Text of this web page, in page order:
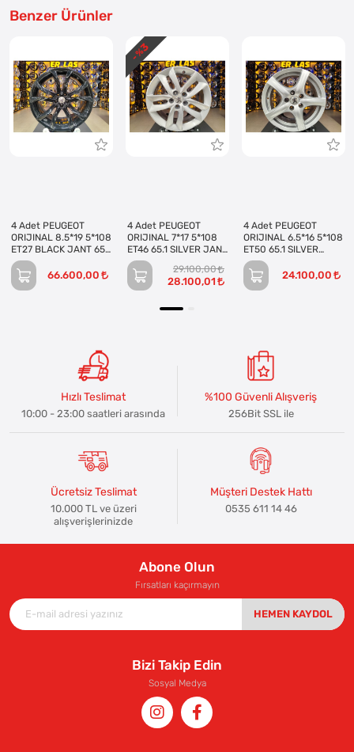
Benzer Ürünler
4 Adet PEUGEOT
ORIJINAL 8.5*19 5*108
ET27 BLACK JANT 65.1
REVİZE EDİLMİŞ
(Takım)
66.600,00
4 Adet PEUGEOT
ORIJINAL 7*17 5*108
ET46 65.1 SILVER JANT
REVİZE EDİLMİŞ
(Takım)
29.100,00
28.100,01
- %
3
4 Adet PEUGEOT
ORIJINAL 6.5*16 5*108
ET50 65.1 SILVER
JANT REVİZE EDİLMİŞ
(Takım)
24.100,00
Hızlı Teslimat
10:00 - 23:00 saatleri arasında
%100 Güvenli Alışveriş
256Bit SSL ile
Ücretsiz Teslimat
10.000 TL ve üzeri
alışverişlerinizde
Müşteri Destek Hattı
0535 611 14 46
Abone Olun
Fırsatları kaçırmayın
HEMEN KAYDOL
Bizi Takip Edin
Sosyal Medya